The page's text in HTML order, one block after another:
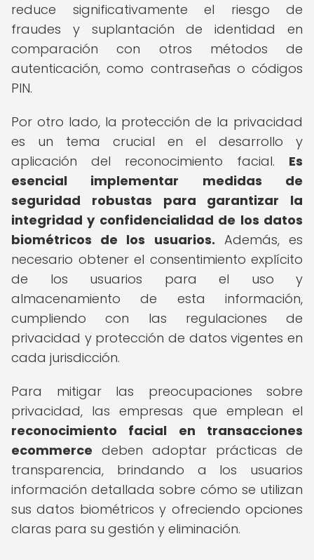
reduce significativamente el riesgo de
fraudes y suplantación de identidad en
comparación con otros métodos de
autenticación, como contraseñas o códigos
PIN.
Por otro lado, la protección de la privacidad
es un tema crucial en el desarrollo y
aplicación del reconocimiento facial. Es
esencial implementar medidas de
seguridad robustas para garantizar la
integridad y confidencialidad de los datos
biométricos de los usuarios. Además, es
necesario obtener el consentimiento explícito
de los usuarios para el uso y
almacenamiento de esta información,
cumpliendo con las regulaciones de
privacidad y protección de datos vigentes en
cada jurisdicción.
Para mitigar las preocupaciones sobre
privacidad, las empresas que emplean el
reconocimiento facial en transacciones
ecommerce deben adoptar prácticas de
transparencia, brindando a los usuarios
información detallada sobre cómo se utilizan
sus datos biométricos y ofreciendo opciones
claras para su gestión y eliminación.